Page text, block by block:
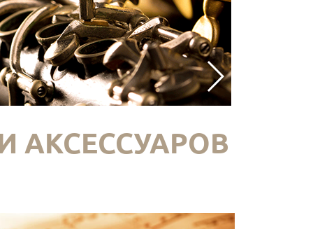
АКСЕССУАРОВ